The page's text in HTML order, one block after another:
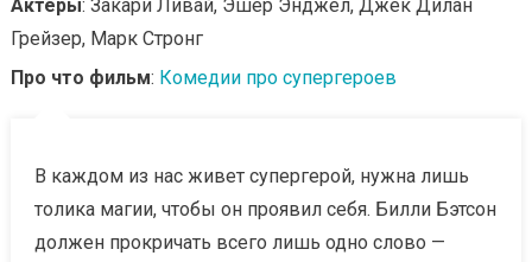
Актеры: Закари Ливай, Эшер Энджел, Джек Дилан
Грейзер, Марк Стронг
Про что фильм: Комедии про супергероев
В каждом из нас живет супергерой, нужна лишь
толика магии, чтобы он проявил себя. Билли Бэтсон
должен прокричать всего лишь одно слово —